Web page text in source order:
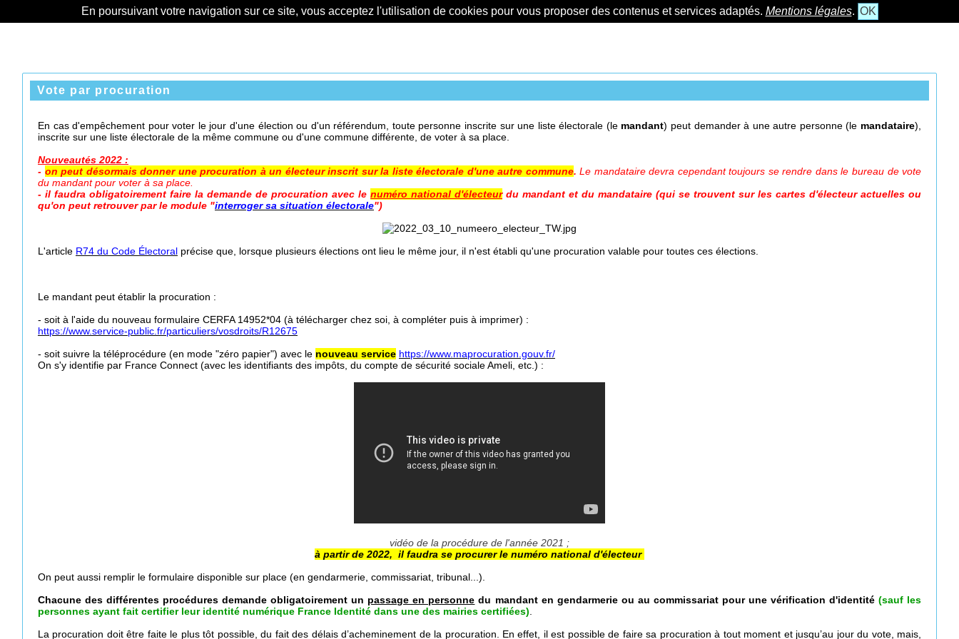
En poursuivant votre navigation sur ce site, vous acceptez l'utilisation de cookies pour vous proposer des contenus et services adaptés. Mentions légales. OK
Vote par procuration
En cas d'empêchement pour voter le jour d'une élection ou d'un référendum, toute personne inscrite sur une liste électorale (le mandant) peut demander à une autre personne (le mandataire),
inscrite sur une liste électorale de la même commune ou d'une commune différente, de voter à sa place.
Nouveautés 2022 :
- on peut désormais donner une procuration à un électeur inscrit sur la liste électorale d'une autre commune.Le mandataire devra cependant toujours se rendre dans le bureau de vote
du mandant pour voter à sa place.
- il faudra obligatoirement faire la demande de procuration avec le numéro national d'électeurdu mandant et du mandataire (qui se trouvent sur les cartes d'électeur actuelles ou
qu'on peut retrouver par le module "interroger sa situation électorale")
L'article R74 du Code Électoral précise que, lorsque plusieurs élections ont lieu le même jour, il n'est établi qu'une procuration valable pour toutes ces élections.
Le mandant peut établir la procuration :
- soit à l'aide du nouveau formulaire CERFA 14952*04 (à télécharger chez soi, à compléter puis à imprimer) :
https://www.service-public.fr/particuliers/vosdroits/R12675
- soit suivre la téléprocédure (en mode "zéro papier") avec le nouveau service https://www.maprocuration.gouv.fr/
On s'y identifie par France Connect (avec les identifiants des impôts, du compte de sécurité sociale Ameli, etc.) :
vidéo de la procédure de l'année 2021 ;
à partir de 2022, il faudra se procurer le numéro national d'électeur
On peut aussi remplir le formulaire disponible sur place (en gendarmerie, commissariat, tribunal...).
Chacune des différentes procédures demande obligatoirement un passage en personne du mandant en gendarmerie ou au commissariat pour une vérification d'identité(sauf les
personnes ayant fait certifier leur identité numérique France Identité dans une des mairies certifiées)
La procuration doit être faite le plus tôt possible, du fait des délais d’acheminement de la procuration. En effet, il est possible de faire sa procuration à tout moment et jusqu’au jour du vote, mais,